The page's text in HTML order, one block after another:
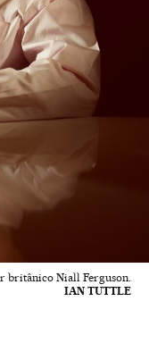
britânico Niall Ferguson.
IAN TUTTLE